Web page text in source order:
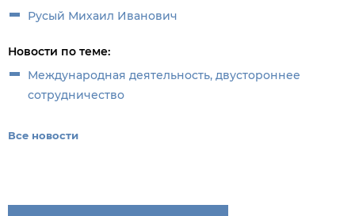
Русый Михаил Иванович
Новости по теме:
Международная деятельность, двустороннее
сотрудничество
Все новости